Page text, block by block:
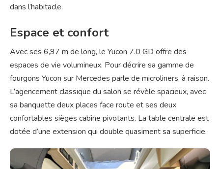
dans l’habitacle.
Espace et confort
Avec ses 6,97 m de long, le Yucon 7.0 GD offre des
espaces de vie volumineux. Pour décrire sa gamme de
fourgons Yucon sur Mercedes parle de microliners, à raison.
L’agencement classique du salon se révèle spacieux, avec
sa banquette deux places face route et ses deux
confortables sièges cabine pivotants. La table centrale est
dotée d’une extension qui double quasiment sa superficie.